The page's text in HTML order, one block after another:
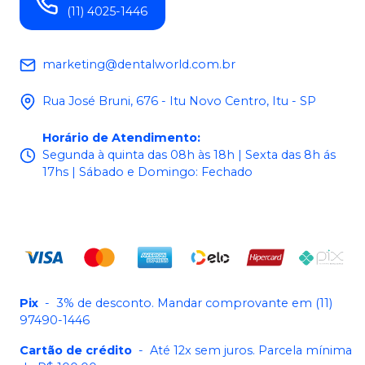
(11) 4025-1446
marketing@dentalworld.com.br
Rua José Bruni, 676 - Itu Novo Centro, Itu - SP
Horário de Atendimento:
Segunda à quinta das 08h às 18h | Sexta das 8h ás
17hs | Sábado e Domingo: Fechado
Pix - 3% de desconto. Mandar comprovante em (11)
97490-1446
Cartão de crédito - Até 12x sem juros. Parcela mínima